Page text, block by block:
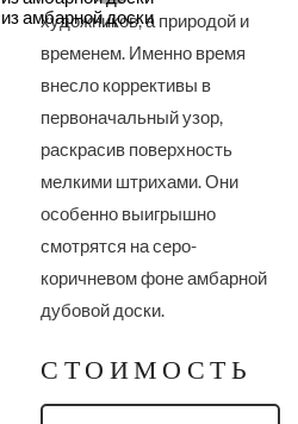
художников, а природой и
временем. Именно время
внесло коррективы в
первоначальный узор,
раскрасив поверхность
мелкими штрихами. Они
особенно выигрышно
смотрятся на серо-
коричневом фоне амбарной
дубовой доски.
СТОИМОСТЬ